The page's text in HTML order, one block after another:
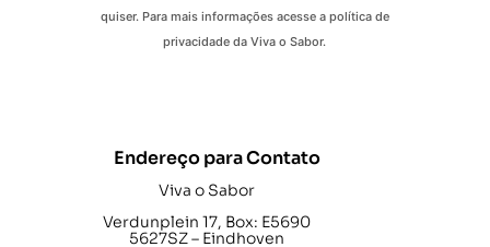
quiser. Para mais informações acesse a política de
privacidade da Viva o Sabor.
Endereço para Contato
Viva o Sabor
Verdunplein 17, Box: E5690
5627SZ – Eindhoven